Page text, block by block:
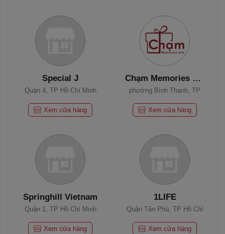
Special J
Quận 4, TP Hồ Chí Minh
Xem cửa hàng
Chạm Memories Box
phường Bình Thạnh, TP
Xem cửa hàng
Springhill Vietnam
Quận 1, TP Hồ Chí Minh
Xem cửa hàng
1LIFE
Quận Tân Phú, TP Hồ Chí
Xem cửa hàng